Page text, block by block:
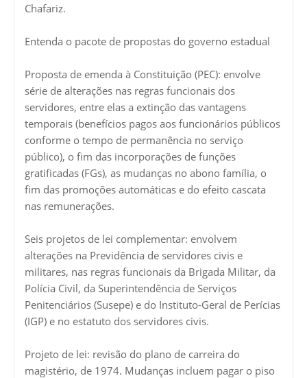
Chafariz.
Entenda o pacote de propostas do governo estadual
Proposta de emenda à Constituição (PEC): envolve
série de alterações nas regras funcionais dos
servidores, entre elas a extinção das vantagens
temporais (benefícios pagos aos funcionários públicos
conforme o tempo de permanência no serviço
público), o fim das incorporações de funções
gratificadas (FGs), as mudanças no abono família, o
fim das promoções automáticas e do efeito cascata
nas remunerações.
Seis projetos de lei complementar: envolvem
alterações na Previdência de servidores civis e
militares, nas regras funcionais da Brigada Militar, da
Polícia Civil, da Superintendência de Serviços
Penitenciários (Susepe) e do Instituto-Geral de Perícias
(IGP) e no estatuto dos servidores civis.
Projeto de lei: revisão do plano de carreira do
magistério, de 1974. Mudanças incluem pagar o piso